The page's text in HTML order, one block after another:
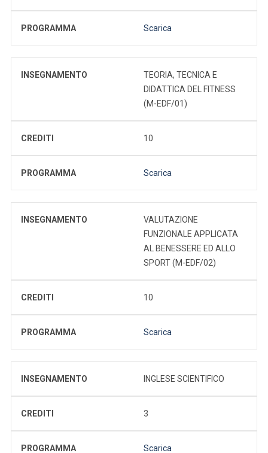
PROGRAMMA Scarica
INSEGNAMENTO
TEORIA, TECNICA E
DIDATTICA DEL FITNESS
(M-EDF/01)
CREDITI 10
PROGRAMMA Scarica
INSEGNAMENTO
VALUTAZIONE
FUNZIONALE APPLICATA
AL BENESSERE ED ALLO
SPORT (M-EDF/02)
CREDITI 10
PROGRAMMA Scarica
INSEGNAMENTO INGLESE SCIENTIFICO
CREDITI 3
PROGRAMMA Scarica